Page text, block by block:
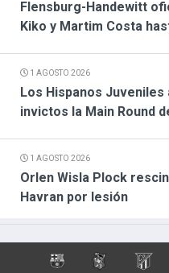
Flensburg-Handewitt
Kiko y Martim Costa
1 AGOSTO 2026
Los Hispanos Juveniles
invictos la Main Round
1 AGOSTO 2026
Orlen Wisla Plock
Havran por lesión